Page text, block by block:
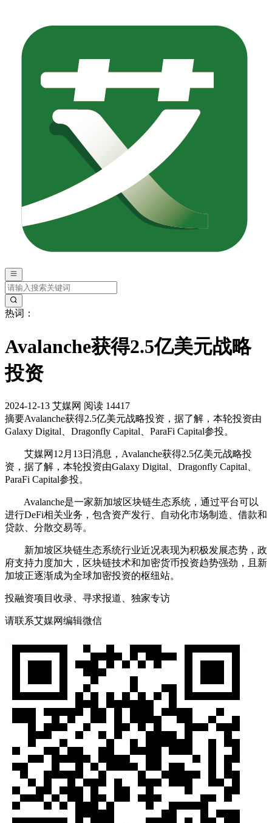
热词：
Avalanche获得2.5亿美元战略
投资
2024-12-13 艾媒网 阅读 14417
摘要Avalanche获得2.5亿美元战略投资，据了解，本轮投资由
Galaxy Digital、Dragonfly Capital、ParaFi Capital参投。
艾媒网12月13日消息，Avalanche获得2.5亿美元战略投
资，据了解，本轮投资由Galaxy Digital、Dragonfly Capital、
ParaFi Capital参投。
Avalanche是一家新加坡区块链生态系统，通过平台可以
进行DeFi相关业务，包含资产发行、自动化市场制造、借款和
贷款、分散交易等。
新加坡区块链生态系统行业近况表现为积极发展态势，政
府支持力度加大，区块链技术和加密货币投资趋势强劲，且新
加坡正逐渐成为全球加密投资的枢纽站。
投融资项目收录、寻求报道、独家专访
请联系艾媒网编辑微信